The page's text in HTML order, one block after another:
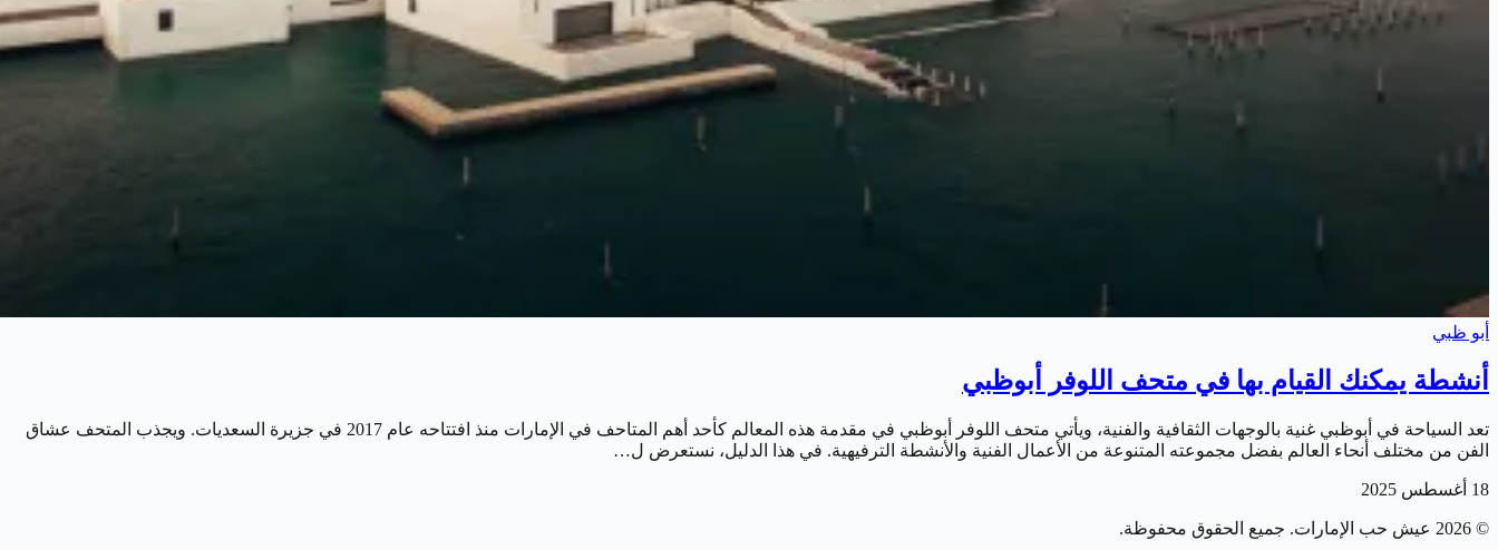
أبو ظبي
أنشطة يمكنك القيام بها في متحف اللوفر أبوظبي
تعد السياحة في أبوظبي غنية بالوجهات الثقافية والفنية، ويأتي متحف اللوفر أبوظبي في مقدمة هذه المعالم كأحد أهم المتاحف في الإمارات منذ افتتاحه عام 2017 في جزيرة السعديات. ويجذب المتحف عشاق
الفن من مختلف أنحاء العالم بفضل مجموعته المتنوعة من الأعمال الفنية والأنشطة الترفيهية. في هذا الدليل، نستعرض ل…
18 أغسطس 2025
©
2026 عيش حب الإمارات. جميع الحقوق محفوظة.